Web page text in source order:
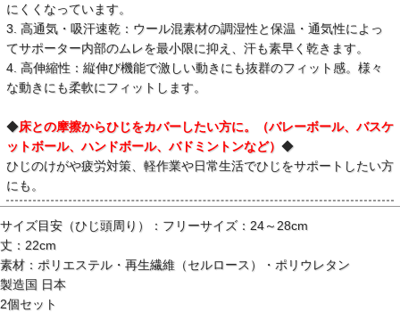
にくくなっています。
3. 高通気・吸汗速乾：ウール混素材の調湿性と保温・通気性によっ
てサポーター内部のムレを最小限に抑え、汗も素早く乾きます。
4. 高伸縮性：縦伸び機能で激しい動きにも抜群のフィット感。様々
な動きにも柔軟にフィットします。
◆床との摩擦からひじをカバーしたい方に。（バレーボール、バスケ
ットボール、ハンドボール、バドミントンなど） ◆
ひじのけがや疲労対策、軽作業や日常生活でひじをサポートしたい方
にも。
サイズ目安（ひじ頭周り）：フリーサイズ：24～28cm
丈：22cm
素材：ポリエステル・再生繊維（セルロース）・ポリウレタン
製造国 日本
2個セット